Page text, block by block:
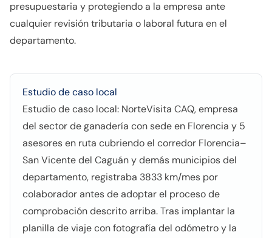
presupuestaria y protegiendo a la empresa ante
cualquier revisión tributaria o laboral futura en el
departamento.
Estudio de caso local
Estudio de caso local: NorteVisita CAQ, empresa
del sector de ganadería con sede en Florencia y 5
asesores en ruta cubriendo el corredor Florencia–
San Vicente del Caguán y demás municipios del
departamento, registraba 3833 km/mes por
colaborador antes de adoptar el proceso de
comprobación descrito arriba. Tras implantar la
planilla de viaje con fotografía del odómetro y la